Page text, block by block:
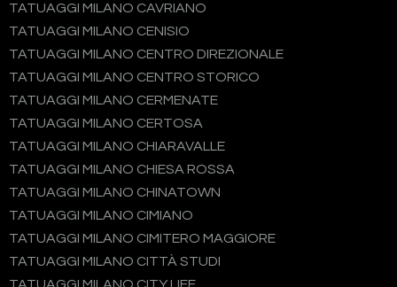
TATUAGGI MILANO CAVRIANO
TATUAGGI MILANO CENISIO
TATUAGGI MILANO CENTRO DIREZIONALE
TATUAGGI MILANO CENTRO STORICO
TATUAGGI MILANO CERMENATE
TATUAGGI MILANO CERTOSA
TATUAGGI MILANO CHIARAVALLE
TATUAGGI MILANO CHIESA ROSSA
TATUAGGI MILANO CHINATOWN
TATUAGGI MILANO CIMIANO
TATUAGGI MILANO CIMITERO MAGGIORE
TATUAGGI MILANO CITTÀ STUDI